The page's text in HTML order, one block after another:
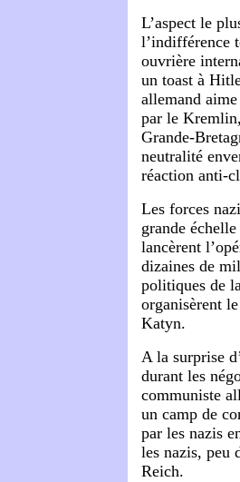
L’aspect le
l’indifférence
ouvrière
un toast à
allemand
par le
Grande-
neutralité
réaction anti-
Les forces
grande
lancèrent
dizaines de
politiques de
organisèrent
Katyn.
A la surprise
durant les
communiste
un camp de
par les nazis
les nazis, peu
Reich.